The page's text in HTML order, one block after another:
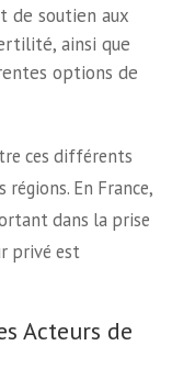
de soutien aux
ainsi que
options de
ces différents
En France,
dans la prise
privé est
Acteurs de